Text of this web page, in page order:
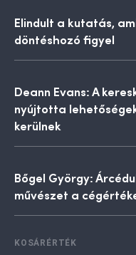
Elindult a kutatás,
döntéshozó figyel
Deann Evans: A
nyújtotta
kerülnek
Bőgel György:
művészet a
KOSÁRÉRTÉK